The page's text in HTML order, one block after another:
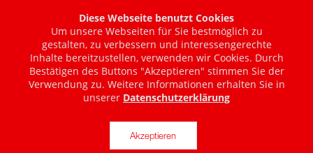
Diese Webseite benutzt Cookies
Um unsere Webseiten für Sie bestmöglich zu
gestalten, zu verbessern und interessengerechte
Inhalte bereitzustellen, verwenden wir Cookies. Durch
Bestätigen des Buttons "Akzeptieren" stimmen Sie der
Verwendung zu. Weitere Informationen erhalten Sie in
unserer Datenschutzerklärung
Akzeptieren